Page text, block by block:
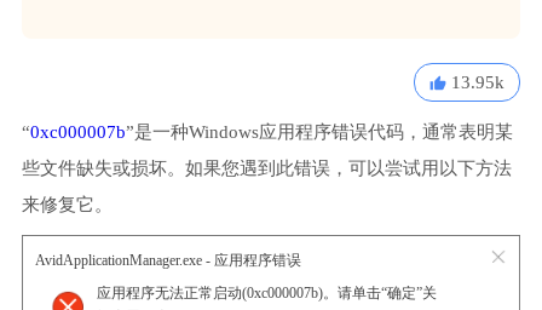
13.95k
“0xc000007b”是一种Windows应用程序错误代码，通常表明某
些文件缺失或损坏。如果您遇到此错误，可以尝试用以下方法
来修复它。
AvidApplicationManager.exe - 应用程序错误
应用程序无法正常启动(0xc000007b)。请单击“确定”关